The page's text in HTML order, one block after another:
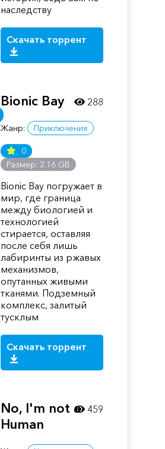
наследству
Скачать торрент
Bionic Bay
Жанр: Приключения
0
Размер: 2.16 GB
Bionic Bay погружает в
мир, где граница
между биологией и
технологией
стирается, оставляя
после себя лишь
лабиринты из ржавых
механизмов,
опутанных живыми
тканями. Подземный
комплекс, залитый
тусклым
Скачать торрент
288
No, I'm not a
Human
459